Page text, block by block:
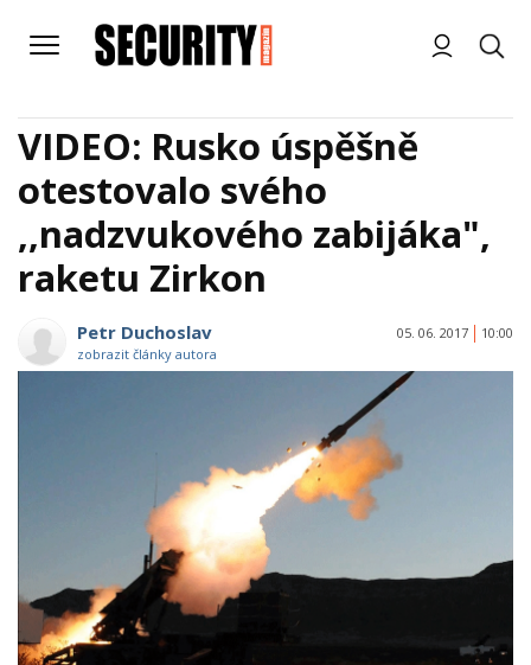
VIDEO: Rusko úspěšně
otestovalo svého
,,nadzvukového zabijáka",
raketu Zirkon
Petr Duchoslav
zobrazit články autora
05. 06. 2017 10:00